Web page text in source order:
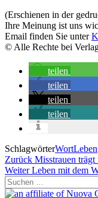
(Erschienen in der
Ihre Meinung ist uns
Email finden Sie unter
© Alle Rechte bei
teilen
teilen
teilen
teilen
SchlagwörterWortLeben
Vorheriger
Beitrag
Zurück Misstrauen trägt
Nächster
Beitrag
Weiter Leben mit dem
Suchen
nach: